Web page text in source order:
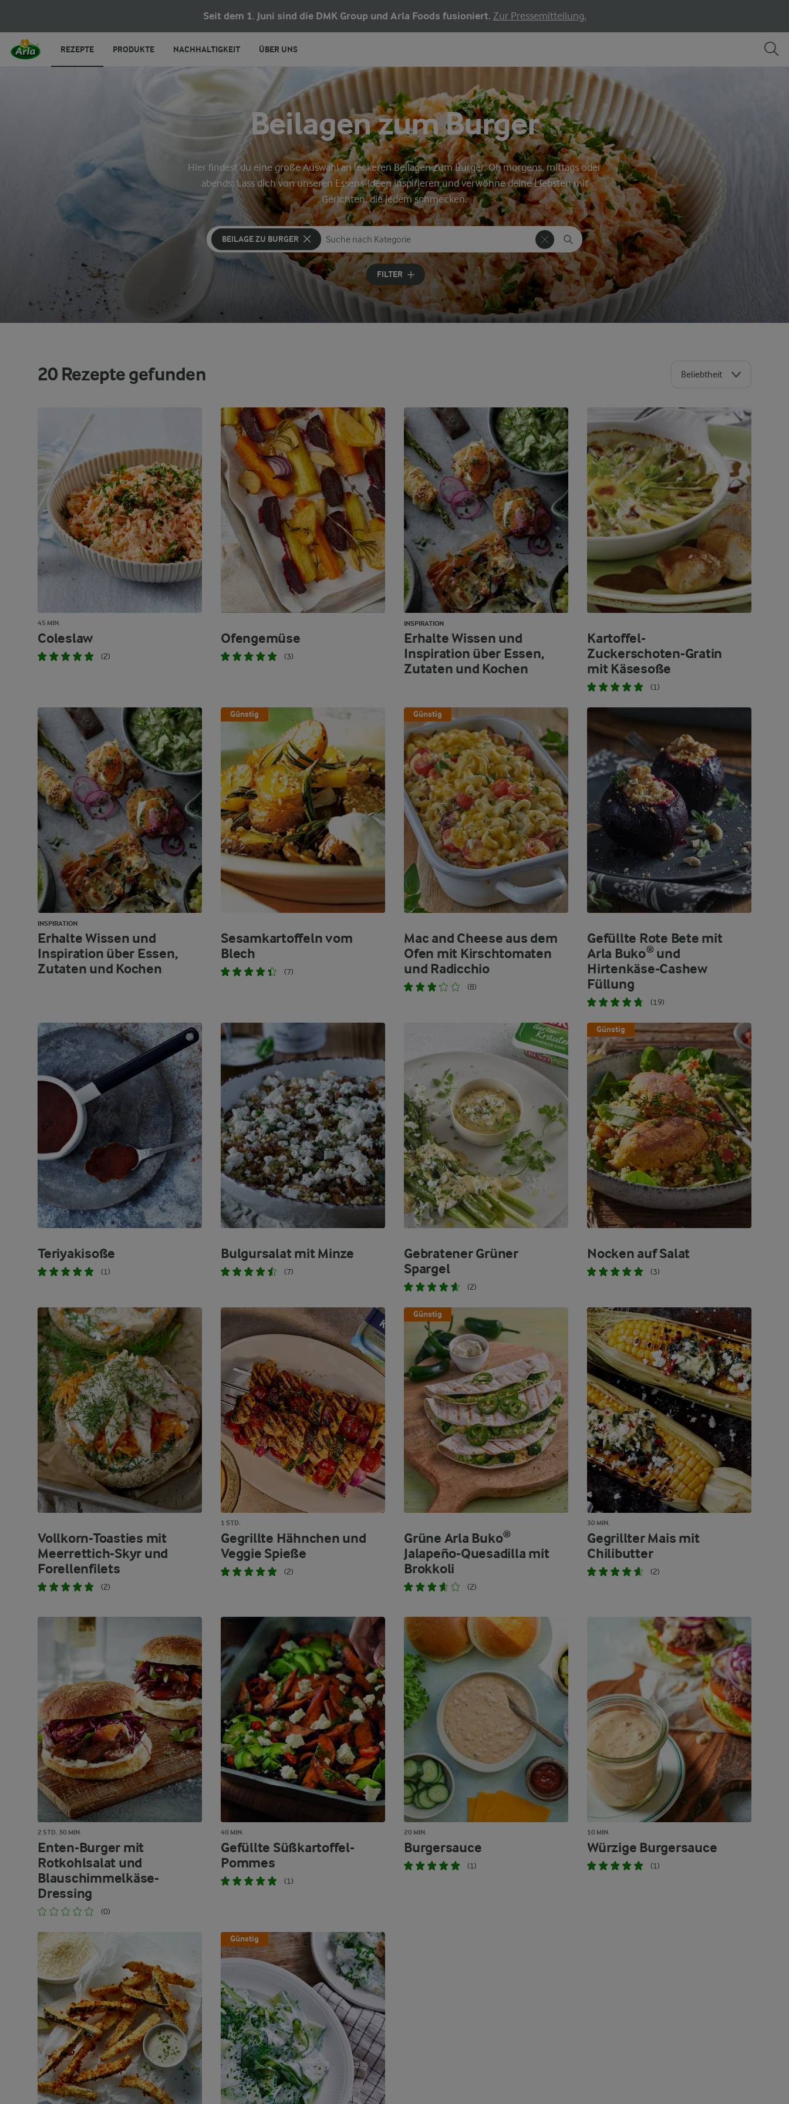
Seit dem 1. Juni sind die DMK Group und Arla Foods fusioniert. Zur Pressemitteilung.
REZEPTE PRODUKTE NACHHALTIGKEIT ÜBER UNS
Beilagen zum Burger
Hier findest du eine große Auswahl an leckeren Beilagen zum Burger. Ob morgens, mittags oder
abends: Lass dich von unseren Essens-Ideen inspirieren und verwöhne deine Liebsten mit
Gerichten, die jedem schmecken.
BEILAGE ZU BURGER
Nach Kategorie suchen
Geben Sie Suchbegriffe ein
FILTER
20 Rezepte gefunden Beliebtheit
45 MIN.
Coleslaw
(2)
Ofengemüse
(3)
INSPIRATION
Erhalte Wissen und
Inspiration über Essen,
Zutaten und Kochen
Kartoffel-
Zuckerschoten-Gratin
mit Käsesoße
(1)
INSPIRATION
Erhalte Wissen und
Inspiration über Essen,
Zutaten und Kochen
Günstig
Sesamkartoffeln vom
Blech
(7)
Günstig
Mac and Cheese aus dem
Ofen mit Kirschtomaten
und Radicchio
(8)
Gefüllte Rote Bete mit
Arla Buko® und
Hirtenkäse-Cashew
Füllung
(19)
Teriyakisoße
(1)
Bulgursalat mit Minze
(7)
Gebratener Grüner
Spargel
(2)
Günstig
Nocken auf Salat
(3)
Vollkorn-Toasties mit
Meerrettich-Skyr und
Forellenfilets
(2)
1 STD.
Gegrillte Hähnchen und
Veggie Spieße
(2)
Günstig
Grüne Arla Buko®
Jalapeño-Quesadilla mit
Brokkoli
(2)
30 MIN.
Gegrillter Mais mit
Chilibutter
(2)
2 STD. 30 MIN.
Enten-Burger mit
Rotkohlsalat und
Blauschimmelkäse-
Dressing
(0)
40 MIN.
Gefüllte Süßkartoffel-
Pommes
(1)
20 MIN.
Burgersauce
(1)
10 MIN.
Würzige Burgersauce
(1)
Günstig